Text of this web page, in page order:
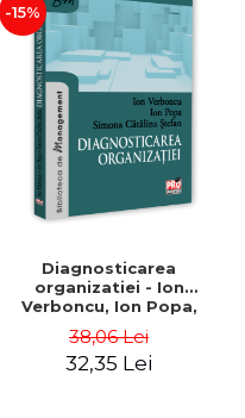
-15%
Diagnosticarea
organizatiei - Ion
Verboncu, Ion Popa,
38,06 Lei
32,35 Lei